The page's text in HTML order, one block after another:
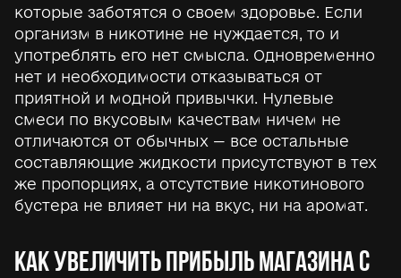
которые заботятся о своем здоровье. Если
организм в никотине не нуждается, то и
употреблять его нет смысла. Одновременно
нет и необходимости отказываться от
приятной и модной привычки. Нулевые
смеси по вкусовым качествам ничем не
отличаются от обычных — все остальные
составляющие жидкости присутствуют в тех
же пропорциях, а отсутствие никотинового
бустера не влияет ни на вкус, ни на аромат.
КАК УВЕЛИЧИТЬ ПРИБЫЛЬ МАГАЗИНА С